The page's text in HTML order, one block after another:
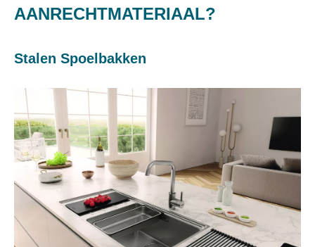
AANRECHTMATERIAAL?
Stalen Spoelbakken